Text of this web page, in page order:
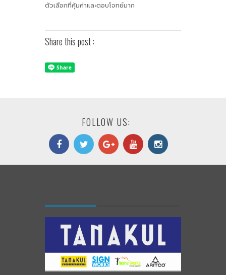
ตัวเลือกที่คุ้มค่าและตอบโจทย์มาก
Share this post :
FOLLOW US: